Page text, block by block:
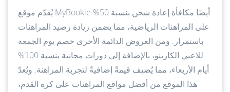
يُقدّم موقع MyBookie أيضًا مكافأة إعادة شحن بنسبة 50%
على المراهنات الرياضية، مما يضمن زيادة رصيد المراهنات
باستمرار. ومن العروض الدائمة الأخرى خصم يوم الجمعة
للاعبي الكازينو، بالإضافة إلى دورات مجانية بنسبة 100%
أيام الأربعاء، مما يُضيف قيمةً إضافيةً لتجربة المراهنة. ويُعدّ
هذا الموقع من أفضل مواقع المراهنات على كرة القدم،